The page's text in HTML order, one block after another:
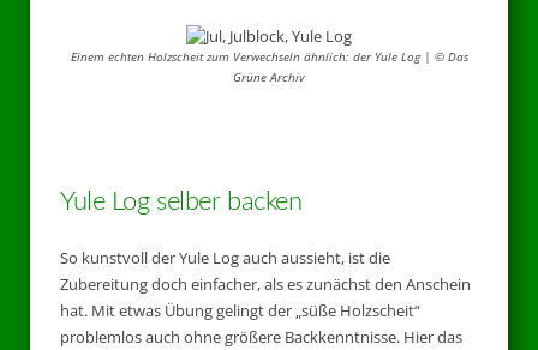
Einem echten Holzscheit zum Verwechseln ähnlich: der Yule Log | © Das
Grüne Archiv
Yule Log selber backen
So kunstvoll der Yule Log auch aussieht, ist die
Zubereitung doch einfacher, als es zunächst den Anschein
hat. Mit etwas Übung gelingt der „süße Holzscheit“
problemlos auch ohne größere Backkenntnisse. Hier das